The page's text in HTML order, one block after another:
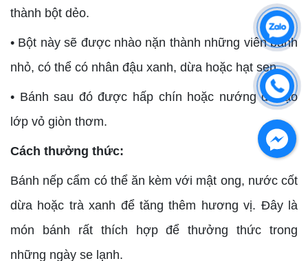
thành bột dẻo.
• Bột này sẽ được nhào nặn thành những viên bánh
nhỏ, có thể có nhân đậu xanh, dừa hoặc hạt sen.
• Bánh sau đó được hấp chín hoặc nướng để tạo
lớp vỏ giòn thơm.
Cách thưởng thức:
Bánh nếp cẩm có thể ăn kèm với mật ong, nước cốt
dừa hoặc trà xanh để tăng thêm hương vị. Đây là
món bánh rất thích hợp để thưởng thức trong
những ngày se lạnh.